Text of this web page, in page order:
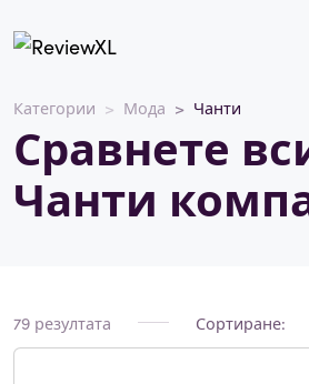
Категории Мода Чанти
Сравнете
Чанти
79 резултата Сортиране: